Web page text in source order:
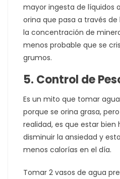
mayor ingesta de líquidos
orina que pasa a través de
la concentración de
menos probable que se
grumos.
5. Control de
Es un mito que tomar
porque se orina grasa,
realidad, es que estar bien
disminuir la ansiedad y
menos calorías en el día.
Tomar 2 vasos de agua